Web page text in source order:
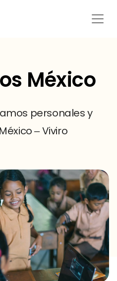
México
personales y
– Viviro